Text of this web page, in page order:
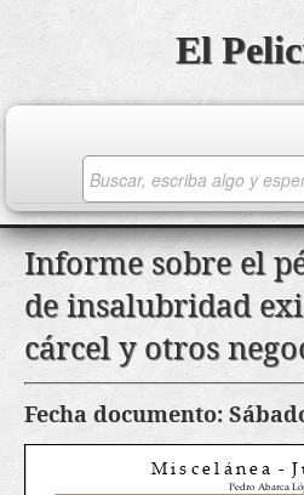
Saltar
contenido
El
Informe sobre el
de insalubridad
cárcel y otros
Fecha documento: